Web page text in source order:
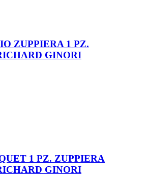
ZUPPIERA 1 PZ.
GINORI
1 PZ. ZUPPIERA
GINORI